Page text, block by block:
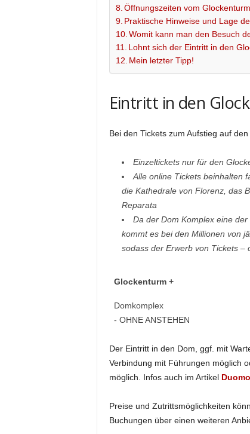
Ü
H
R
R
F
L
O
R
Öffnungszeiten vom Glockenturm
Praktische Hinweise und Lage
Womit kann man den Besuch
Lohnt sich der Eintritt in den
Mein letzter Tipp!
Eintritt in den
Bei den Tickets zum Aufstieg auf
Einzeltickets nur für den
Alle online Tickets beinhalten
die Kathedrale von Florenz, das
Reparata
Da der Dom Komplex eine
kommt es bei den Millionen von
sodass der Erwerb von Tickets –
Glockenturm +
Domkomplex
- OHNE ANSTEHEN
Der Eintritt in den Dom, ggf. mit
Verbindung mit Führungen möglich
möglich. Infos auch im Artikel
Preise und Zutrittsmöglichkeiten
Buchungen über einen weiteren